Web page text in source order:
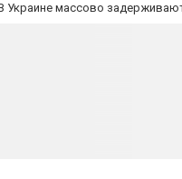
Украине массово